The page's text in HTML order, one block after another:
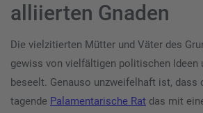
alliierten Gnaden
Die vielzitierten Mütter und Väter des
gewiss von vielfältigen politischen Ideen
beseelt. Genauso unzweifelhaft ist, dass
tagende Palamentarische Rat das mit